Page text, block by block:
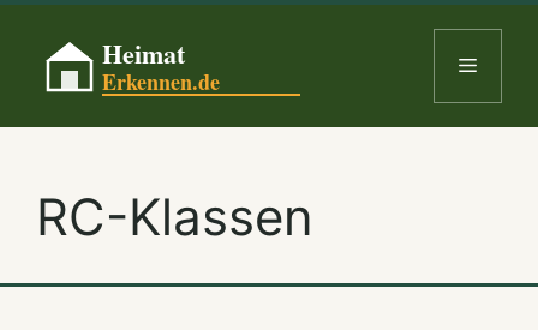
content
Menu
RC-Klassen